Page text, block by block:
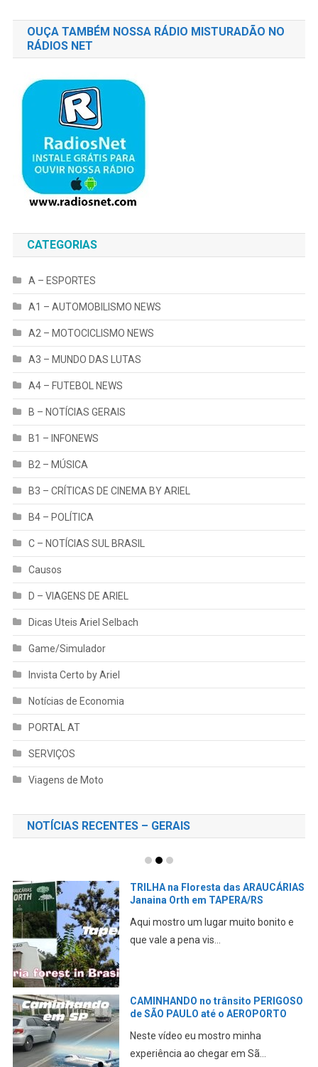
OUÇA TAMBÉM NOSSA RÁDIO MISTURADÃO NO
RÁDIOS NET
CATEGORIAS
A – ESPORTES
A1 – AUTOMOBILISMO NEWS
A2 – MOTOCICLISMO NEWS
A3 – MUNDO DAS LUTAS
A4 – FUTEBOL NEWS
B – NOTÍCIAS GERAIS
B1 – INFONEWS
B2 – MÚSICA
B3 – CRÍTICAS DE CINEMA BY ARIEL
B4 – POLÍTICA
C – NOTÍCIAS SUL BRASIL
Causos
D – VIAGENS DE ARIEL
Dicas Uteis Ariel Selbach
Game/Simulador
Invista Certo by Ariel
Notícias de Economia
PORTAL AT
SERVIÇOS
Viagens de Moto
NOTÍCIAS RECENTES – GERAIS
TRILHA na Floresta das ARAUCÁRIAS
Janaina Orth em TAPERA/RS
Aqui mostro um lugar muito bonito e
que vale a pena vis...
CAMINHANDO no trânsito PERIGOSO
de SÃO PAULO até o AEROPORTO
Neste vídeo eu mostro minha
experiência ao chegar em Sã...